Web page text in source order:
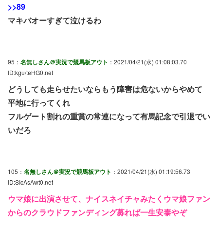
>>89
マキバオーすぎて泣けるわ
95： 名無しさん＠実況で競馬板アウト ：2021/04/21(水) 01:08:03.70
ID:kgu/teHG0.net
どうしても走らせたいならもう障害は危ないからやめて
平地に行ってくれ
フルゲート割れの重賞の常連になって有馬記念で引退でい
いだろ
105： 名無しさん＠実況で競馬板アウト ：2021/04/21(水) 01:19:56.73
ID:SIcAsAwt0.net
ウマ娘に出演させて、ナイスネイチャみたくウマ娘ファン
からのクラウドファンディング募れば一生安泰やぞ